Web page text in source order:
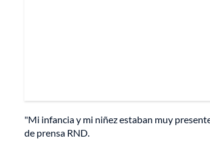
"Mi infancia y mi niñez estaban muy
de prensa RND.